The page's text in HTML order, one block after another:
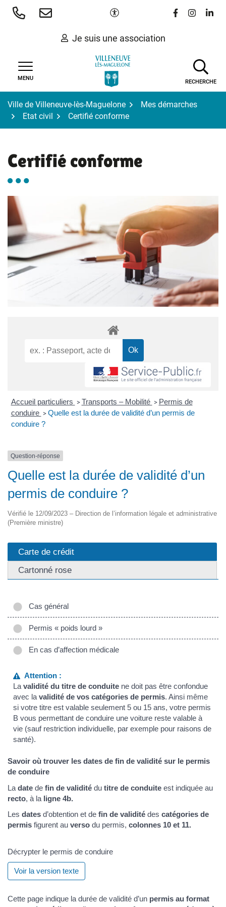
Aller
Paramètres d'accessibilité
Lien vers le
Lien vers
Lien
Je suis une association
MENU
RECHERCHE
Ville de Villeneuve-lès-Maguelone
Mes démarches
Etat civil
Certifié conforme
Certifié conforme
Accueil particuliers > Transports – Mobilité > Permis de
conduire > Quelle est la durée de validité d’un permis de
conduire ?
Question-réponse
Quelle est la durée de validité d’un
permis de conduire ?
Vérifié le 12/09/2023 – Direction de l’information légale et administrative
(Première ministre)
Carte de crédit
Cartonné rose
Cas général
Permis « poids lourd »
En cas d’affection médicale
Attention :
La validité du titre de conduitene doit pas être confondue
avec la validité de vos catégories de permis. Ainsi même
si votre titre est valable seulement 5 ou 15 ans, votre permis
B vous permettant de conduire une voiture reste valable à
vie (sauf restriction individuelle, par exemple pour raisons de
santé).
Savoir où trouver les dates de fin de validité sur le permis
de conduire
La date de fin de validité du titre de conduite est indiquée au
recto, à la ligne 4b.
Les dates d’obtention et de fin de validité des catégories de
permis figurent au verso du permis, colonnes 10 et 11.
Décrypter le permis de conduire
Voir la version texte
Cette page indique la durée de validité d’un permis au format